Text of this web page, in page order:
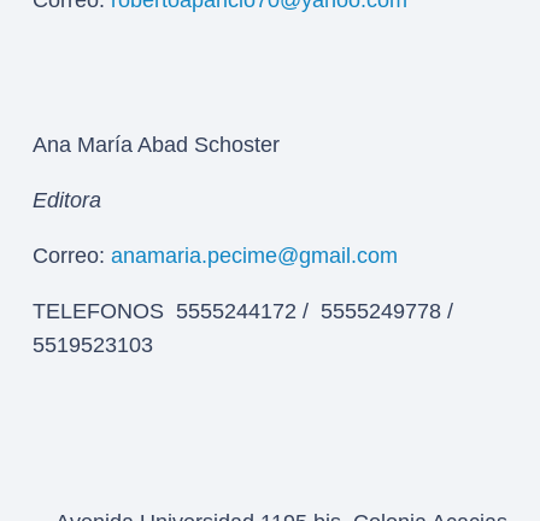
Ana María Abad Schoster
Editora
Correo: anamaria.pecime@gmail.com
TELEFONOS 5555244172 / 5555249778 /
5519523103